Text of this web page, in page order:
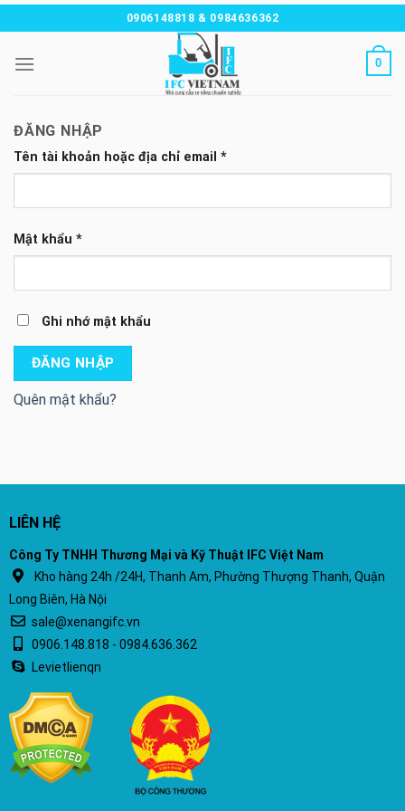
Chuyển
đến
nội
0906148818 & 0984636362
0
ĐĂNG NHẬP
Tên tài khoản hoặc địa chỉ email *
Mật khẩu *
Ghi nhớ mật khẩu
ĐĂNG NHẬP
Quên mật khẩu?
LIÊN HỆ
Công Ty TNHH Thương Mại và Kỹ Thuật IFC Việt Nam
Kho hàng 24h /24H, Thanh Am, Phường Thượng Thanh, Quận
Long Biên, Hà Nội
sale@xenangifc.vn
0906.148.818 - 0984.636.362
Levietlienqn